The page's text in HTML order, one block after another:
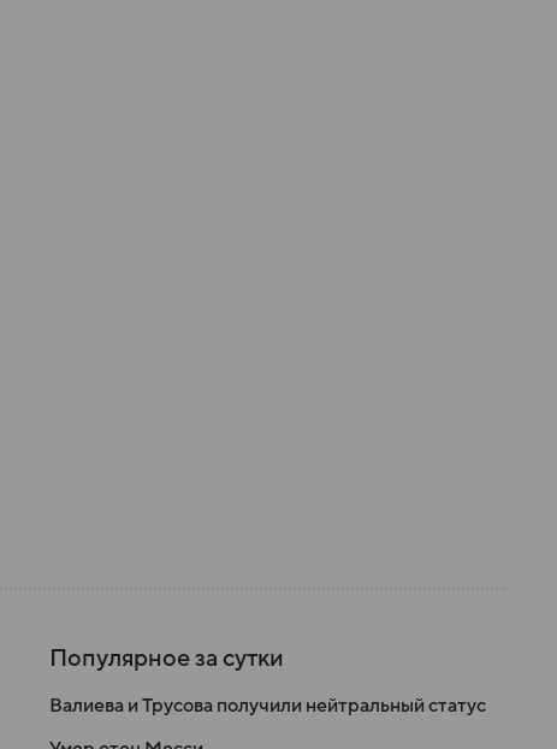
Популярное за сутки
Валиева и Трусова получили нейтральный статус